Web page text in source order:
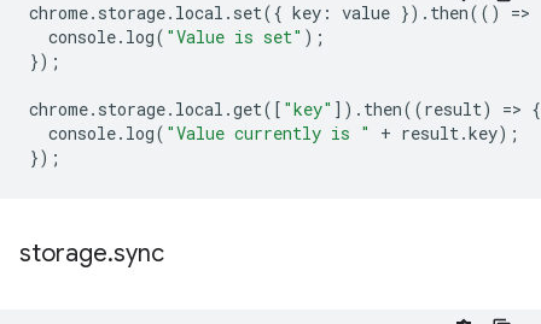
chrome. storage. local . set({ key : value }). then(() =>
console. log( "Value is set" );
});
chrome. storage. local .get([ "key" ]). then((result) => {
console. log( "Value currently is " + result.key);
});
storage.sync